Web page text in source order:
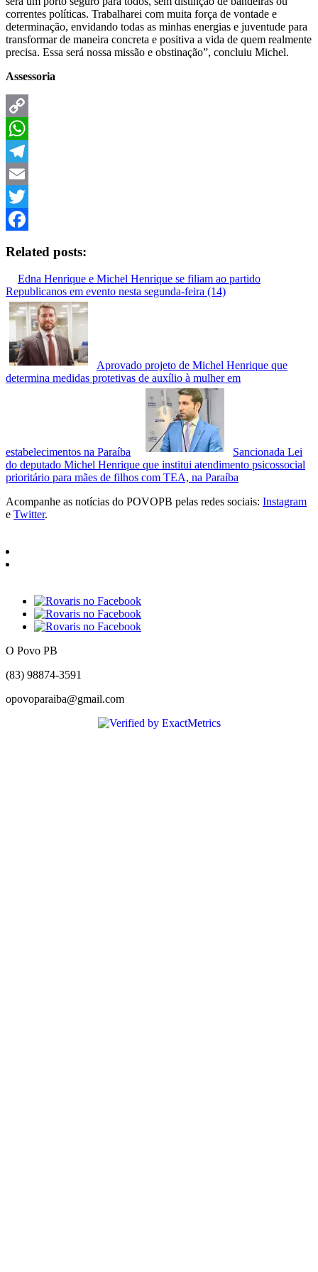
correntes políticas. Trabalharei com muita força de vontade e
determinação, envidando todas as minhas energias e juventude para
transformar de maneira concreta e positiva a vida de quem realmente
precisa. Essa será nossa missão e obstinação”, concluiu Michel.
Assessoria
Copy
Link
WhatsApp
Telegram
Email
Twitter
Related posts:
Edna Henrique e Michel Henrique se filiam ao partido
Republicanos em evento nesta segunda-feira (14)
Aprovado projeto de Michel Henrique que
determina medidas protetivas de auxílio à mulher em
estabelecimentos na Paraíba
Sancionada Lei
do deputado Michel Henrique que institui atendimento psicossocial
prioritário para mães de filhos com TEA, na Paraíba
Acompanhe as notícias do POVOPB pelas redes sociais: Instagram
e Twitter.
O Povo PB
(83) 98874-3591
opovoparaiba@gmail.com